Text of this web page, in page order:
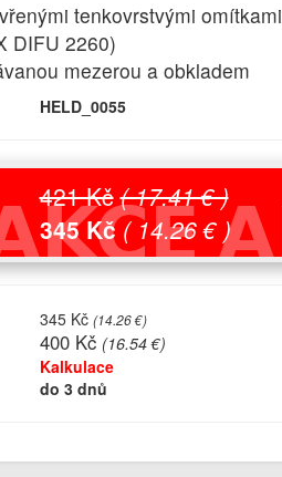
tenkovrstvými omítkami
DIFU 2260)
mezerou a obkladem
HELD_0055
421 Kč ( 17.41 € )
345 Kč ( 14.26 € )
345 Kč (14.26 €)
400 Kč (16.54 €)
Kalkulace
do 3 dnů